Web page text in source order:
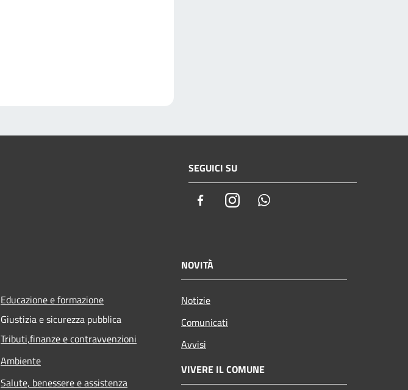
SEGUICI SU
FacebookInstagram
Educazione e formazione
Giustizia e sicurezza pubblica
Tributi,finanze e contravvenzioni
Ambiente
Salute, benessere e assistenza
NOVITÀ
Notizie
Comunicati
Avvisi
VIVERE IL COMUNE